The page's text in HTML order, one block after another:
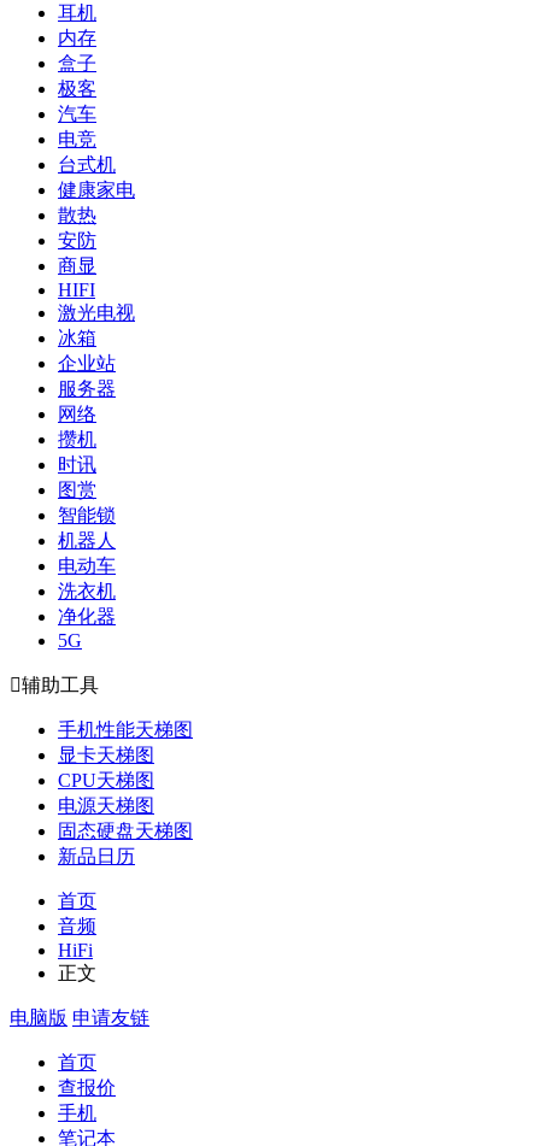
耳机
内存
盒子
极客
汽车
电竞
台式机
健康家电
散热
安防
商显
HIFI
激光电视
冰箱
企业站
服务器
网络
攒机
时讯
图赏
智能锁
机器人
电动车
洗衣机
净化器
5G
辅助工具
手机性能天梯图
显卡天梯图
CPU天梯图
电源天梯图
固态硬盘天梯图
新品日历
首页
音频
HiFi
正文
电脑版 申请友链
首页
查报价
手机
笔记本